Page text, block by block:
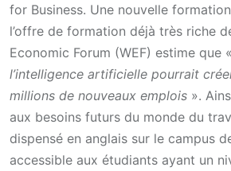
for Business. Une nouvelle
l’offre de formation déjà très riche
Economic Forum (WEF) estime que «
l’intelligence artificielle pourrait
millions de nouveaux emplois ».
aux besoins futurs du monde du
dispensé en anglais sur le campus
accessible aux étudiants ayant un